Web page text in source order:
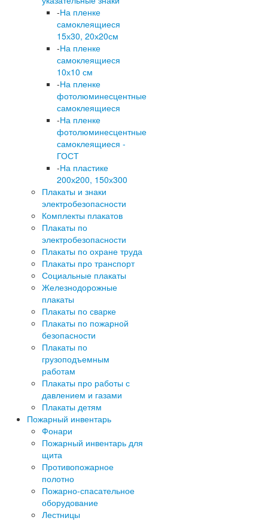
-На пленке
самоклеящиеся
15х30, 20х20см
-На пленке
самоклеящиеся
10х10 см
-На пленке
фотолюминесцентные
самоклеящиеся
-На пленке
фотолюминесцентные
самоклеящиеся -
ГОСТ
-На пластике
200х200, 150х300
Плакаты и знаки
электробезопасности
Комплекты плакатов
Плакаты по
электробезопасности
Плакаты по охране труда
Плакаты про транспорт
Социальные плакаты
Железнодорожные
плакаты
Плакаты по сварке
Плакаты по пожарной
безопасности
Плакаты по
грузоподъемным
работам
Плакаты про работы с
давлением и газами
Плакаты детям
Пожарный инвентарь
Фонари
Пожарный инвентарь для
щита
Противопожарное
полотно
Пожарно-спасательное
оборудование
Лестницы